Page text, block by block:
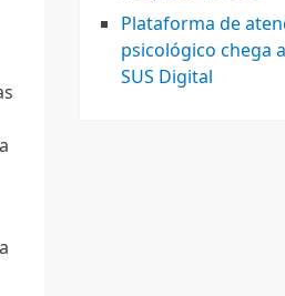
Plataforma de
psicológico chega
SUS Digital